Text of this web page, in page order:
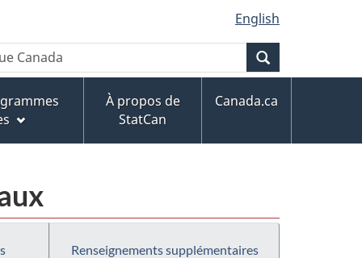
English
À propos de
StatCan
Canada.ca
Renseignements supplémentaires